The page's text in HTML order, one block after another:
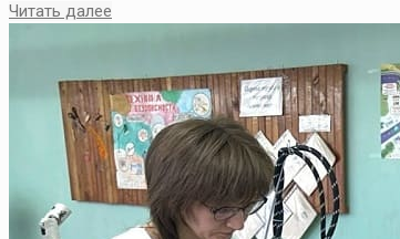
Читать далее